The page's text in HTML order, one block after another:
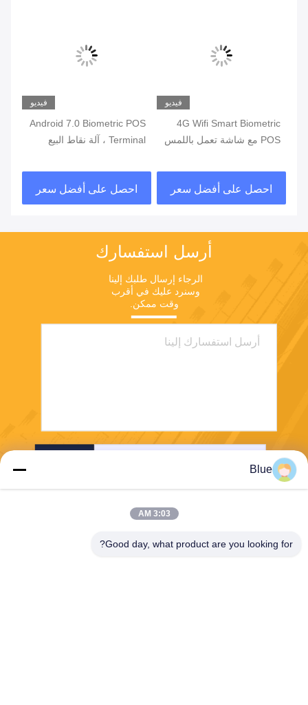
فيديو
4G Wifi Smart Biometric
POS مع شاشة تعمل باللمس
احصل على أفضل سعر
فيديو
Android 7.0 Biometric POS
Terminal ، آلة نقاط البيع
في البطارية
احصل على أفضل سعر
أرسل استفسارك
وقت ممكن.
Blue
3:03 AM
Good day, what product are you looking for?